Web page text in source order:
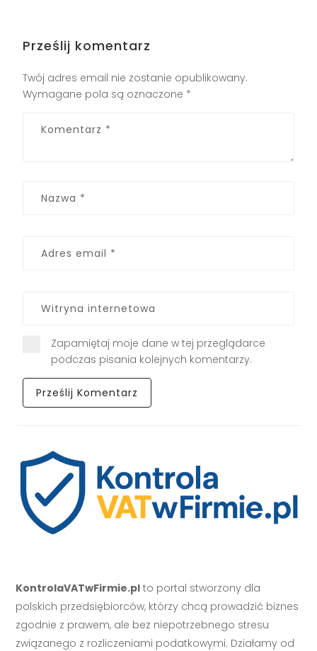
Prześlij komentarz
Twój adres email nie zostanie opublikowany.
Wymagane pola są oznaczone *
Zapamiętaj moje dane w tej przeglądarce
podczas pisania kolejnych komentarzy.
KontrolaVATwFirmie.pl to portal stworzony dla
polskich przedsiębiorców, którzy chcą prowadzić biznes
zgodnie z prawem, ale bez niepotrzebnego stresu
związanego z rozliczeniami podatkowymi. Działamy od